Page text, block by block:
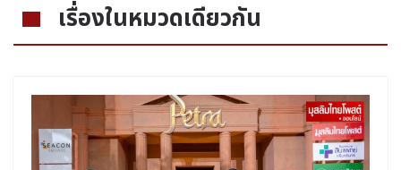
เรื่องในหมวดเดียวกัน